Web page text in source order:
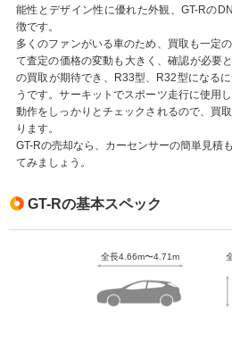
能性とデザイン性に優れた外観、GT-Rの
徴です。
多くのファンがいる車のため、買取も一定
て査定の価格の変動も大きく、確認が必要
の買取が期待でき、R33型、R32型になる
うです。サーキットでスポーツ走行に使用
動作をしっかりとチェックされるので、買
ります。
GT-Rの売却なら、カーセンサーの簡単見積
てみましょう。
GT-Rの基本スペック
全長4.66m〜4.71m